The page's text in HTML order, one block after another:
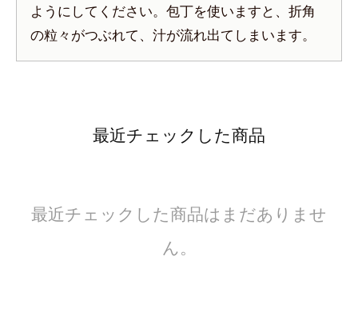
ようにしてください。包丁を使いますと、折角
の粒々がつぶれて、汁が流れ出てしまいます。
最近チェックした商品
最近チェックした商品はまだありませ
ん。